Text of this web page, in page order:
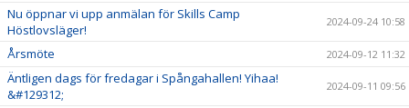
Nu öppnar vi upp anmälan för Skills Camp
Höstlovsläger!
2024-09-24 10:58
Årsmöte 2024-09-12 11:32
Äntligen dags för fredagar i Spångahallen! Yihaa!
&#129312;
2024-09-11 09:56